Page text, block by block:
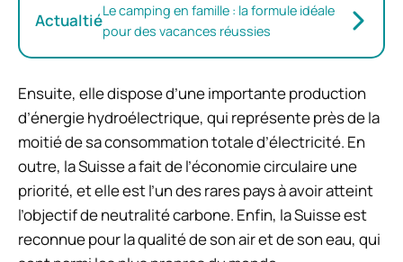
ActualtiéLe camping en famille : la formule idéale
pour des vacances réussies
Ensuite, elle dispose d’une importante production
d’énergie hydroélectrique, qui représente près de la
moitié de sa consommation totale d’électricité. En
outre, la Suisse a fait de l’économie circulaire une
priorité, et elle est l’un des rares pays à avoir atteint
l’objectif de neutralité carbone. Enfin, la Suisse est
reconnue pour la qualité de son air et de son eau, qui